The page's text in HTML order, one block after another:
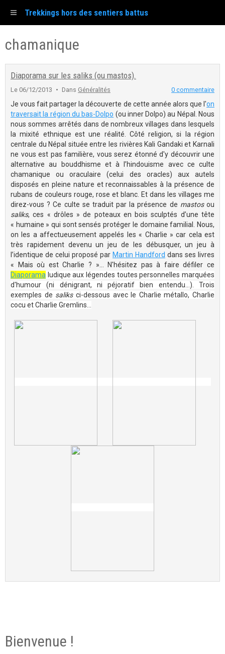
Trekkings hors des sentiers battus
chamanique
Diaporama sur les saliks (ou mastos).
Le 06/12/2013 Dans Généralités 0 commentaire
Je vous fait partager la découverte de cette année alors que l'on
traversait la région du bas-Dolpo (ou inner Dolpo) au Népal. Nous
nous sommes arrêtés dans de nombreux villages dans lesquels
la mixité ethnique est une réalité. Côté religion, si la région
centrale du Népal située entre les rivières Kali Gandaki et Karnali
ne vous est pas familière, vous serez étonné d'y découvrir une
alternative au bouddhisme et à l’hindouisme avec ce culte
chamanique ou oraculaire (celui des oracles) aux autels
disposés en pleine nature et reconnaissables à la présence de
rubans de couleurs rouge, rose et blanc. Et dans les villages me
direz-vous ? Ce culte se traduit par la présence de mastosou
saliks, ces « drôles » de poteaux en bois sculptés d’une tête
« humaine » qui sont sensés protéger le domaine familial. Nous,
on les a affectueusement appelés les « Charlie » car cela est
très rapidement devenu un jeu de les débusquer, un jeu à
l’identique de celui proposé par Martin Handford dans ses livres
« Mais où est Charlie ? »… N'hésitez pas à faire défiler ce
Diaporama ludique aux légendes toutes personnelles marquées
d'humour (ni dénigrant, ni péjoratif bien entendu...). Trois
exemples de saliksci-dessous avec le Charlie métallo, Charlie
cocu et Charlie Gremlins...
Bienvenue !